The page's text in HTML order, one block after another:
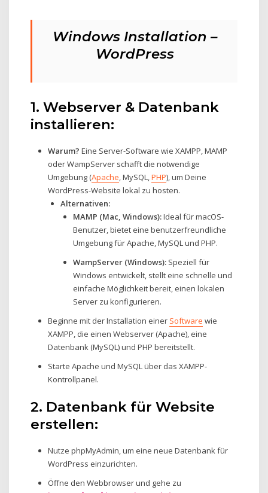
Windows Installation –
WordPress
1. Webserver & Datenbank
installieren:
Warum? Eine Server-Software wie XAMPP, MAMP
oder WampServer schafft die notwendige
Umgebung (Apache, MySQL,PHP), um Deine
WordPress-Website lokal zu hosten.
Alternativen:
MAMP (Mac, Windows):Ideal für macOS-
Benutzer, bietet eine benutzerfreundliche
Umgebung für Apache, MySQL und PHP.
WampServer (Windows):Speziell für
Windows entwickelt, stellt eine schnelle und
einfache Möglichkeit bereit, einen lokalen
Server zu konfigurieren.
Beginne mit der Installation einer Software wie
XAMPP, die einen Webserver (Apache), eine
Datenbank (MySQL) und PHP bereitstellt.
Starte Apache und MySQL über das XAMPP-
Kontrollpanel.
2. Datenbank für Website
erstellen:
Nutze phpMyAdmin, um eine neue Datenbank für
WordPress einzurichten.
Öffne den Webbrowser und gehe zu